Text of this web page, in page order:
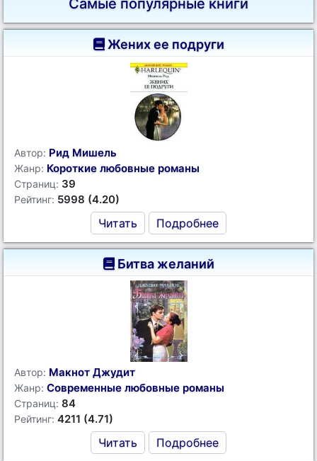
Самые популярные книги
Жених ее подруги
Автор: Рид Мишель
Жанр: Короткие любовные романы
Страниц: 39
Рейтинг: 5998 (4.20)
Читать Подробнее
Битва желаний
Автор: Макнот Джудит
Жанр: Современные любовные романы
Страниц: 84
Рейтинг: 4211 (4.71)
Читать Подробнее